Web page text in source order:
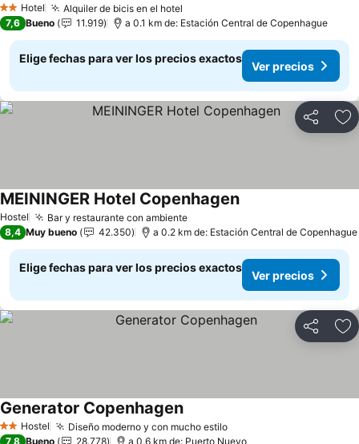
2 Estrellas
Hotel Alquiler de bicis en el hotel
7,6 Bueno 11.919 a 0.1 km de: Estación Central de Copenhague
Elige fechas para ver los precios exactos
Ver precios
Compartir
Hostel Bar y restaurante con ambienteVer precios
MEININGER Hotel CopenhagenVer precios
8,4 Muy bueno 42.350 a 0.2 km de: Estación Central de Copenhague
Elige fechas para ver los precios exactos
Ver precios
Compartir
2 Estrellas
Hostel Diseño moderno y con mucho estiloVer precios
Generator CopenhagenVer precios
7,8 Bueno 28.778 a 0.6 km de: Puerto Nuevo